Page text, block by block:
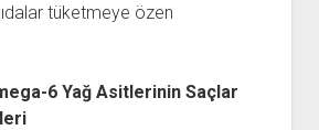
tüketmeye özen
6 Yağ Asitlerinin Saçlar